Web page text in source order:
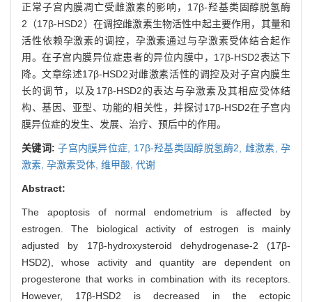
正常子宫内膜凋亡受雌激素的影响，17β-羟基类固醇脱氢酶
2（17β-HSD2）在调控雌激素生物活性中起主要作用，其量和
活性依赖孕激素的调控，孕激素通过与孕激素受体结合起作
用。在子宫内膜异位症患者的异位内膜中，17β-HSD2表达下
降。文章综述17β-HSD2对雌激素活性的调控及对子宫内膜生
长的调节，以及17β-HSD2的表达与孕激素及其相应受体结
构、基因、亚型、功能的相关性，并探讨17β-HSD2在子宫内
膜异位症的发生、发展、治疗、预后中的作用。
关键词:子宫内膜异位症, 17β-羟基类固醇脱氢酶2, 雌激素,孕
激素, 孕激素受体, 维甲酸, 代谢
Abstract:
The apoptosis of normal endometrium is affected by
estrogen. The biological activity of estrogen is mainly
adjusted by 17β-hydroxysteroid dehydrogenase-2 (17β-
HSD2), whose activity and quantity are dependent on
progesterone that works in combination with its receptors.
However, 17β-HSD2 is decreased in the ectopic